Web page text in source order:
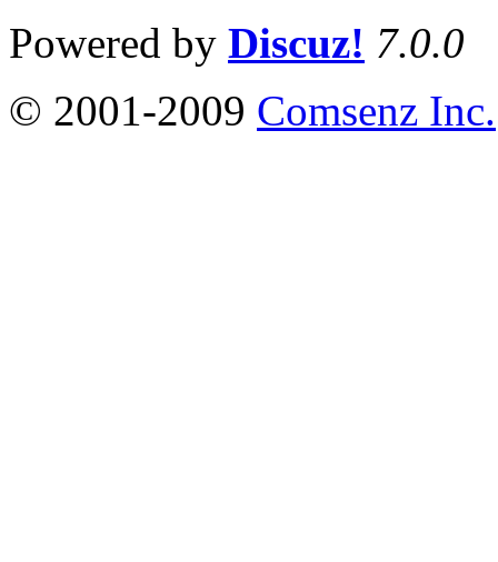
Powered by Discuz! 7.0.0
© 2001-2009 Comsenz Inc.